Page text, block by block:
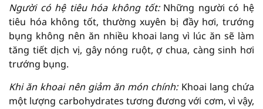
Người có hệ tiêu hóa không tốt:Những người có hệ
tiêu hóa không tốt, thường xuyên bị đầy hơi, trướng
bụng không nên ăn nhiều khoai lang vì lúc ăn sẽ làm
tăng tiết dịch vị, gây nóng ruột, ợ chua, càng sinh hơi
trướng bụng.
Khi ăn khoai nên giảm ăn món chính:Khoai lang chứa
một lượng carbohydrates tương đương với cơm, vì vậy,